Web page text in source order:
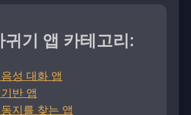
귀기 앱 카테고리:
성 대화 앱
반 앱
지를 찾는 앱